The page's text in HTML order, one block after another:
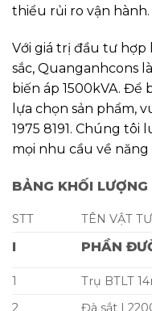
thiểu rủi ro vận hành.
Với giá trị đầu tư hợp
sắc, Quanganhcons
biến áp 1500kVA. Để
lựa chọn sản phẩm,
1975 8191. Chúng tôi
mọi nhu cầu về năng
BẢNG KHỐI LƯỢNG
STT TÊN VẬT TƯ
I PHẦN
1
Trụ BTLT
2
Đà sắt